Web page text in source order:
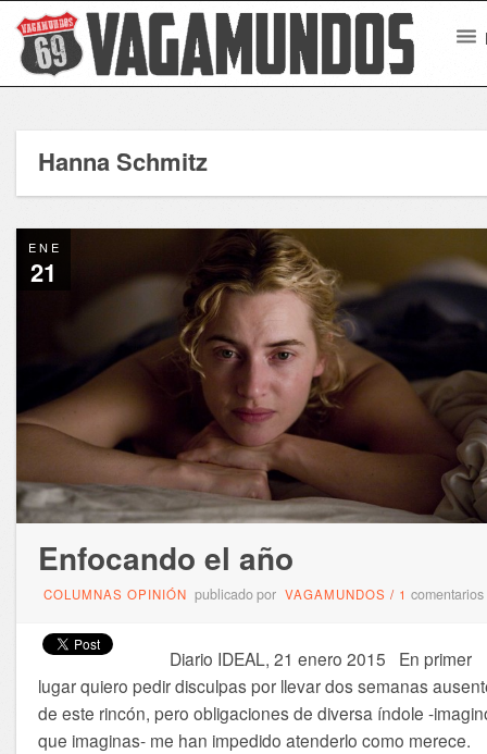
Hanna Schmitz
ENE
21
Enfocando el año
COLUMNAS OPINIÓN publicado por VAGAMUNDOS / 1 comentarios
Diario IDEAL, 21 enero 2015 En primer
lugar quiero pedir disculpas por llevar dos semanas
de este rincón, pero obligaciones de diversa índole -
que imaginas- me han impedido atenderlo como merece.